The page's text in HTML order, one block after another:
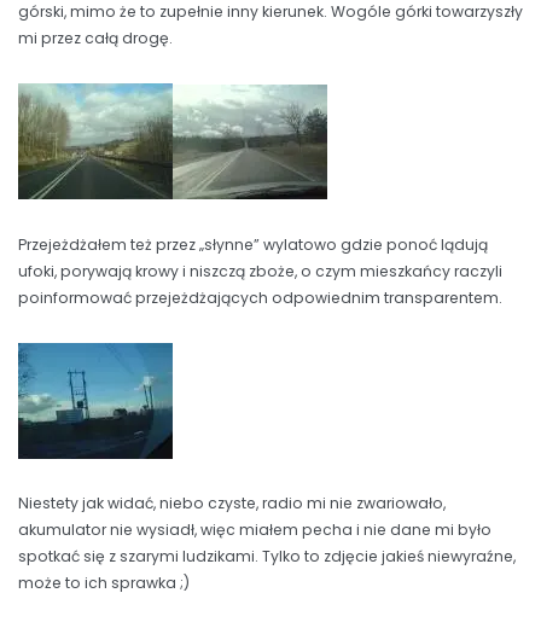
górski, mimo że to zupełnie inny kierunek. Wogóle górki towarzyszły
mi przez całą drogę.
Przejeżdżałem też przez „słynne” wylatowo gdzie ponoć lądują
ufoki, porywają krowy i niszczą zboże, o czym mieszkańcy raczyli
poinformować przejeżdżających odpowiednim transparentem.
Niestety jak widać, niebo czyste, radio mi nie zwariowało,
akumulator nie wysiadł, więc miałem pecha i nie dane mi było
spotkać się z szarymi ludzikami. Tylko to zdjęcie jakieś niewyraźne,
może to ich sprawka ;)